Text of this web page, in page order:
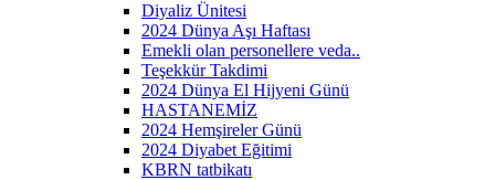
Diyaliz Ünitesi
2024 Dünya Aşı Haftası
Emekli olan personellere veda..
Teşekkür Takdimi
2024 Dünya El Hijyeni Günü
HASTANEMİZ
2024 Hemşireler Günü
2024 Diyabet Eğitimi
KBRN tatbikatı